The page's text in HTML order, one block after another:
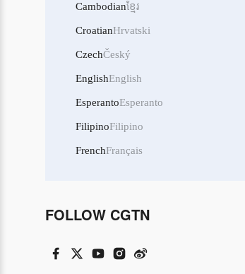
Cambodianខ្មែរ
CroatianHrvatski
CzechČeský
EnglishEnglish
EsperantoEsperanto
FilipinoFilipino
FrenchFrançais
FOLLOW CGTN